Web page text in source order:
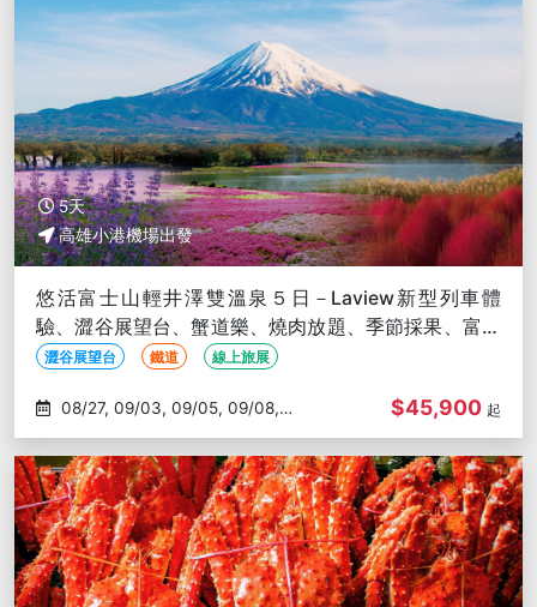
5天
高雄小港機場出發
悠活富士山輕井澤雙溫泉５日－Laview新型列車體
驗、澀谷展望台、蟹道樂、燒肉放題、季節採果、富士
山纜車-高雄出發
澀谷展望台 鐵道 線上旅展
09/10
$45,900 起